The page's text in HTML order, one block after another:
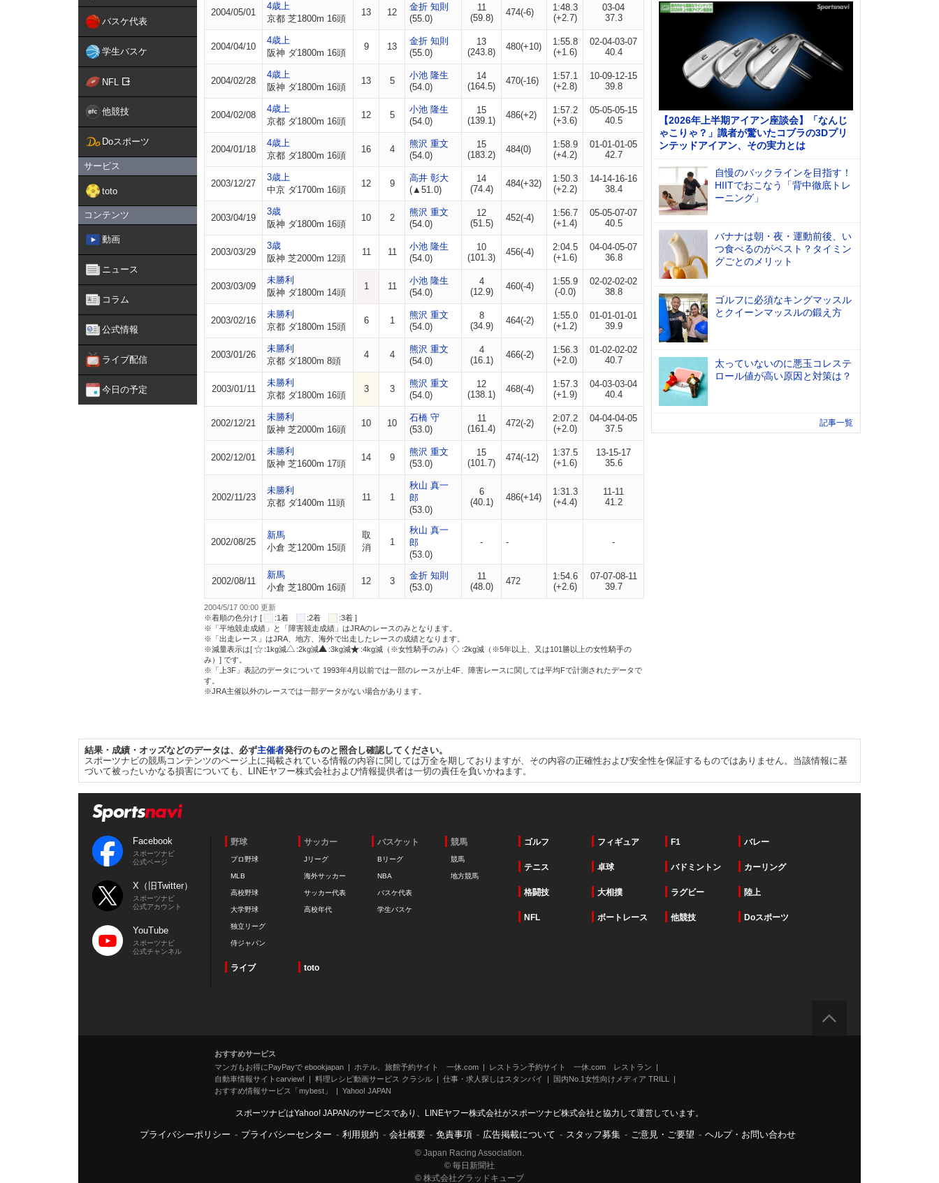
バスケ代表
学生バスケ
NFL
他競技
Doスポーツ
サービス
toto
コンテンツ
動画
ニュース
コラム
公式情報
ライブ配信
今日の予定
2004/05/01
4歳上
京都 芝1800m 16頭
13 12
金折 知則
(55.0)
11
(59.8)
474(-6)
1:48.3
(+2.7)
03-04
37.3
2004/04/10
4歳上
阪神 ダ1800m 16頭
9 13
金折 知則
(55.0)
13
(243.8)
480(+10)
1:55.8
(+1.6)
02-04-03-07
40.4
2004/02/28
4歳上
阪神 ダ1800m 16頭
13 5
小池 隆生
(54.0)
14
(164.5)
470(-16)
1:57.1
(+2.8)
10-09-12-15
39.8
2004/02/08
4歳上
京都 ダ1800m 16頭
12 5
小池 隆生
(54.0)
15
(139.1)
486(+2)
1:57.2
(+3.6)
05-05-05-15
40.5
2004/01/18
4歳上
京都 ダ1800m 16頭
16 4
熊沢 重文
(54.0)
15
(183.2)
484(0)
1:58.9
(+4.2)
01-01-01-05
42.7
2003/12/27
3歳上
中京 ダ1700m 16頭
12 9
高井 彰大
(▲51.0)
14
(74.4)
484(+32)
1:50.3
(+2.2)
14-14-16-16
38.4
2003/04/19
3歳
阪神 ダ1800m 16頭
10 2
熊沢 重文
(54.0)
12
(51.5)
452(-4)
1:56.7
(+1.4)
05-05-07-07
40.5
2003/03/29
3歳
阪神 芝2000m 12頭
11 11
小池 隆生
(54.0)
10
(101.3)
456(-4)
2:04.5
(+1.6)
04-04-05-07
36.8
2003/03/09
未勝利
阪神 ダ1800m 14頭
1 11
小池 隆生
(54.0)
4
(12.9)
460(-4)
1:55.9
(-0.0)
02-02-02-02
38.8
2003/02/16
未勝利
京都 ダ1800m 15頭
6 1
熊沢 重文
(54.0)
8
(34.9)
464(-2)
1:55.0
(+1.2)
01-01-01-01
39.9
2003/01/26
未勝利
京都 ダ1800m 8頭
4 4
熊沢 重文
(54.0)
4
(16.1)
466(-2)
1:56.3
(+2.0)
01-02-02-02
40.7
2003/01/11
未勝利
京都 ダ1800m 16頭
3 3
熊沢 重文
(54.0)
12
(138.1)
468(-4)
1:57.3
(+1.9)
04-03-03-04
40.4
2002/12/21
未勝利
阪神 芝2000m 16頭
10 10
石橋 守
(53.0)
11
(161.4)
472(-2)
2:07.2
(+2.0)
04-04-04-05
37.5
2002/12/01
未勝利
阪神 芝1600m 17頭
14 9
熊沢 重文
(53.0)
15
(101.7)
474(-12)
1:37.5
(+1.6)
13-15-17
35.6
2002/11/23
未勝利
京都 ダ1400m 11頭
11 1
秋山 真一
郎
(53.0)
6
(40.1)
486(+14)
1:31.3
(+4.4)
11-11
41.2
2002/08/25
新馬
小倉 芝1200m 15頭
取
消
1
秋山 真一
郎
(53.0)
- - -
2002/08/11
新馬
小倉 芝1800m 16頭
12 3
金折 知則
(53.0)
11
(48.0)
472
1:54.6
(+2.6)
07-07-08-11
39.7
2004/5/17 00:00 更新
※着順の色分け [
:1着 :2着
:3着 ]
※「平地競走成績」と「障害競走成績」はJRAのレースのみとなります。
※「出走レース」はJRA、地方、海外で出走したレースの成績となります。
※減量表示は[
:1kg減 :2kg減 :3kg減 :4kg減（※女性騎手のみ）
:2kg減（※5年以上、又は101勝以上の女性騎手の
み）] です。
※「上3F」表記のデータについて 1993年4月以前では一部のレースが上4F、障害レースに関しては平均Fで計測されたデータで
す。
※JRA主催以外のレースでは一部データがない場合があります。
【2026年上半期アイアン座談会】「なんじ
ゃこりゃ？」識者が驚いたコブラの3Dプリ
ンテッドアイアン、その実力とは
自慢のバックラインを目指す！
HIITでおこなう「背中徹底トレ
ーニング」
バナナは朝・夜・運動前後、い
つ食べるのがベスト？タイミン
グごとのメリット
ゴルフに必須なキングマッスル
とクイーンマッスルの鍛え方
太っていないのに悪玉コレステ
ロール値が高い原因と対策は？
記事一覧
結果・成績・オッズなどのデータは、必ず主催者発行のものと照合し確認してください。
スポーツナビの競馬コンテンツのページ上に掲載されている情報の内容に関しては万全を期しておりますが、その内容の正確性および安全性を保証するものではありません。当該情報に基
づいて被ったいかなる損害についても、LINEヤフー株式会社および情報提供者は一切の責任を負いかねます。
Facebook
スポーツナビ
公式ページ
X（旧Twitter）
スポーツナビ
公式アカウント
YouTube
スポーツナビ
公式チャンネル
野球
プロ野球
MLB
高校野球
大学野球
独立リーグ
侍ジャパン
サッカー
Jリーグ
海外サッカー
サッカー代表
高校年代
バスケット
Bリーグ
NBA
バスケ代表
学生バスケ
競馬
競馬
地方競馬
ゴルフ フィギュア F1 バレー
テニス 卓球 バドミントン カーリング
格闘技 大相撲 ラグビー 陸上
NFL ボートレース 他競技 Doスポーツ
ライブ toto
おすすめサービス
マンガもお得にPayPayで ebookjapan
ホテル、旅館予約サイト 一休.com
レストラン予約サイト 一休.com レストラン
自動車情報サイトcarview!
料理レシピ動画サービス クラシル 仕事・求人探しはスタンバイ
国内No.1女性向けメディア TRILL
おすすめ情報サービス「mybest」
Yahoo! JAPAN
スポーツナビはYahoo! JAPANのサービスであり、LINEヤフー株式会社がスポーツナビ株式会社と協力して運営しています。
プライバシーポリシー - プライバシーセンター - 利用規約 - 会社概要 - 免責事項 - 広告掲載について - スタッフ募集 - ご意見・ご要望 - ヘルプ・お問い合わせ
© Japan Racing Association.
© 毎日新聞社
© 株式会社グラッドキューブ